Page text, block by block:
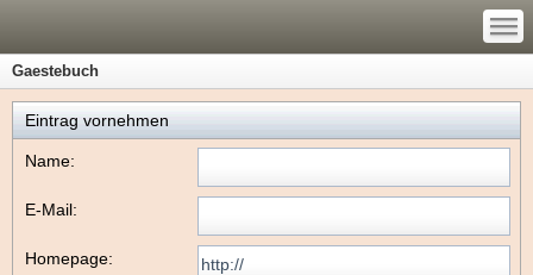
—
—
—
Gaestebuch
Eintrag vornehmen
Name:
E-Mail:
Homepage: